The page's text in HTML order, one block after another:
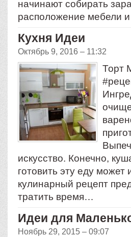
начинают собирать
расположение мебели
Кухня Идеи
Октябрь 9, 2016 – 11:32
Торт
искусство. Конечно,
готовить эту еду
кулинарный рецепт
тратить время…
Идеи для
Ноябрь 29, 2015 – 09:07